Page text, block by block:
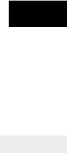
quantity